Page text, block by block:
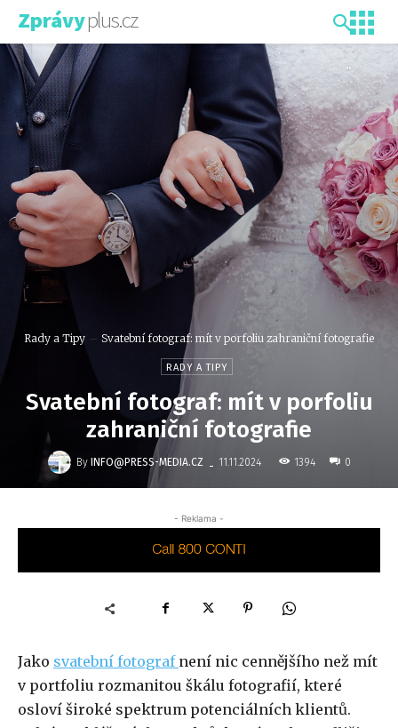
Zprávyplus.cz
Rady a Tipy Svatební fotograf: mít v porfoliu zahraniční fotografie
RADY A TIPY
Svatební fotograf: mít v porfoliu
zahraniční fotografie
By INFO@PRESS-MEDIA.CZ - 11.11.2024 1394 0
- Reklama -
Jako svatební fotograf není nic cennějšího než mít
v portfoliu rozmanitou škálu fotografií, které
osloví široké spektrum potenciálních klientů.